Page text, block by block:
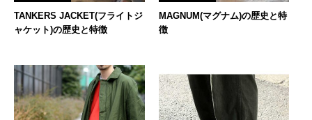
TANKERS JACKET(フライトジ
ャケット)の歴史と特徴
MAGNUM(マグナム)の歴史と特
徴